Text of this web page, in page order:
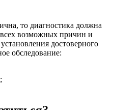
то диагностика должна
возможных причин и
достоверного
обследование: